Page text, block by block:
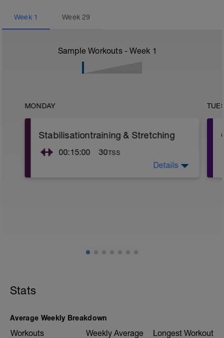
Week 1 Week29
Sample Workouts - Week 1
MONDAY
Stabilisationtraining & Stretching
00:15:00 30TSS
Details
Stats
Average Weekly Breakdown
Workouts Weekly Average Longest Workout